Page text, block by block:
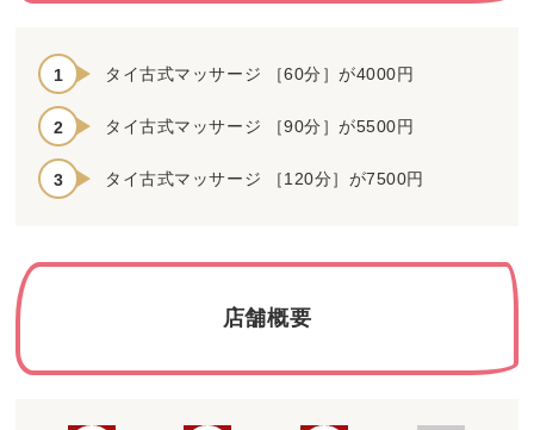
タイ古式マッサージ ［60分］が4000円
タイ古式マッサージ ［90分］が5500円
タイ古式マッサージ ［120分］が7500円
店舗概要